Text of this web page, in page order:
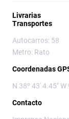
Livrarias
Transportes
Autocarros: 58
Metro: Rato
Coordenadas
N 38º 43' 4.45" W
Contacto